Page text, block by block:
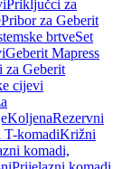
Priključci za
Pribor za Geberit
brtveSet
Geberit Mapress
za Geberit
cijevi
KoljenaRezervni
T-komadiKrižni
komadi,